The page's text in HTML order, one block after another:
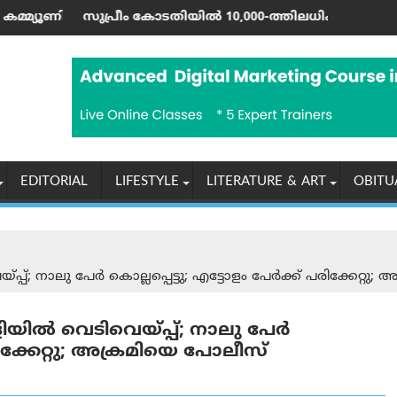
ഷാർജയിൽ 50ലേറെ വേനൽക്കാല പരിപാടികളുമായി
10,000-ത്തിലധികം കേസുകളും ഇന്ത്യയുടെ
EDITORIAL LIFESTYLE LITERATURE & ART
നാലു പേര്‍ കൊല്ലപ്പെട്ടു; എട്ടോളം പേര്‍ക്ക്
വെടിവെയ്പ്പ്; നാലു പേര്‍
അക്രമിയെ പോലീസ്